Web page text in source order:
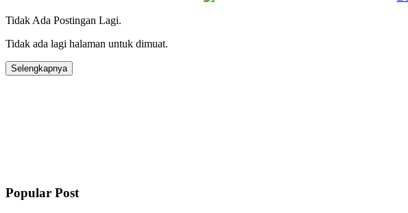
Tidak Ada Postingan Lagi.
Tidak ada lagi halaman untuk dimuat.
Selengkapnya
Popular Post